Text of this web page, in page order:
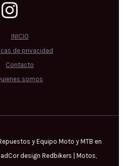
INICIO
de privacidad
Contacto
somos
y Equipo Moto y MTB en
design Redbikers | Motos,